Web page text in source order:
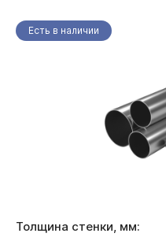
Есть в наличии
Толщина стенки, мм: